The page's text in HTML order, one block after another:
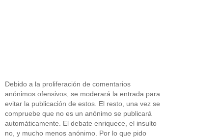
Debido a la proliferación de comentarios
anónimos ofensivos, se moderará la entrada para
evitar la publicación de estos. El resto, una vez se
compruebe que no es un anónimo se publicará
automáticamente. El debate enriquece, el insulto
no, y mucho menos anónimo. Por lo que pido